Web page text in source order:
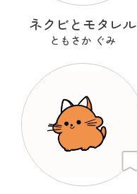
ネクビとモタレル
ともさか ぐみ